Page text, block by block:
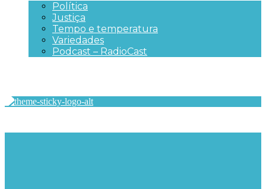
Política
Justiça
Tempo e temperatura
Variedades
Podcast – RadioCast